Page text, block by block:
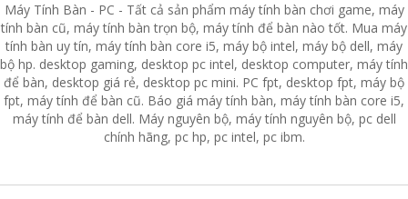
Máy Tính Bàn - PC - Tất cả sản phẩm máy tính bàn chơi game, máy
tính bàn cũ, máy tính bàn trọn bộ, máy tính để bàn nào tốt. Mua máy
tính bàn uy tín, máy tính bàn core i5, máy bộ intel, máy bộ dell, máy
bộ hp. desktop gaming, desktop pc intel, desktop computer, máy tính
để bàn, desktop giá rẻ, desktop pc mini. PC fpt, desktop fpt, máy bộ
fpt, máy tính để bàn cũ. Báo giá máy tính bàn, máy tính bàn core i5,
máy tính để bàn dell. Máy nguyên bộ, máy tính nguyên bộ, pc dell
chính hãng, pc hp, pc intel, pc ibm.